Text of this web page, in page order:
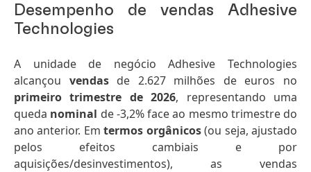
Desempenho de vendas Adhesive
Technologies
A unidade de negócio Adhesive Technologies
alcançou vendas de 2.627 milhões de euros no
primeiro trimestre de 2026, representando uma
queda nominal de -3,2% face ao mesmo trimestre do
ano anterior. Emtermos orgânicos(ou seja, ajustado
pelos efeitos cambiais e por
aquisições/desinvestimentos), as vendas